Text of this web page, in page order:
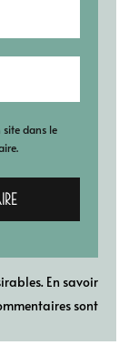
dans le
En savoir
sont